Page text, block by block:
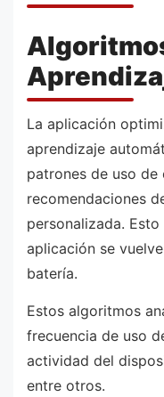
La aplicación
aprendizaje
patrones de uso
recomendaciones
personalizada.
aplicación se
batería.
Estos algoritmos
frecuencia de uso
actividad del
entre otros.